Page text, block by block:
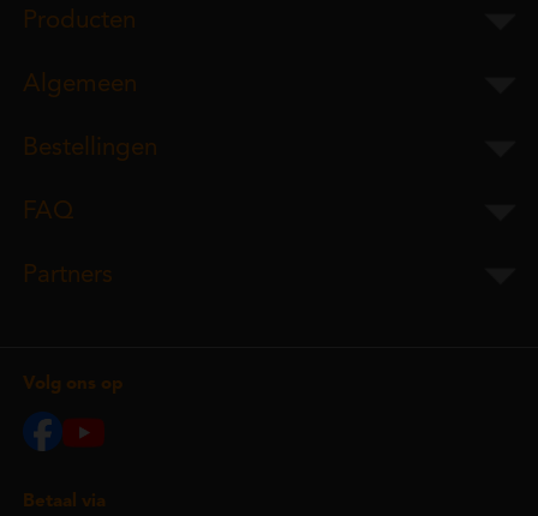
Producten
Algemeen
Bestellingen
FAQ
Partners
Volg ons op
Betaal via